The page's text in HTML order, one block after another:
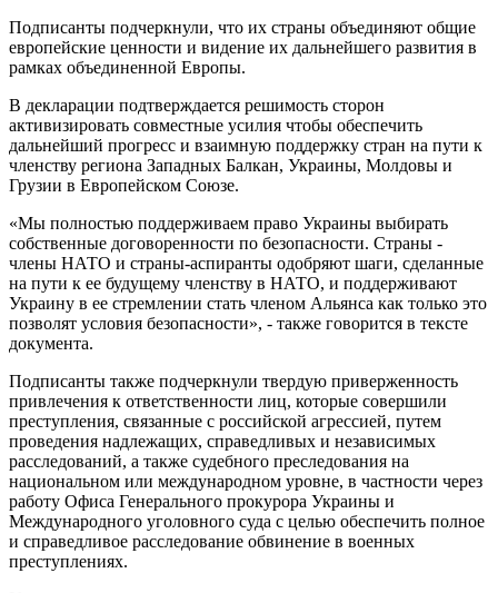
Подписанты подчеркнули, что их страны объединяют общие
европейские ценности и видение их дальнейшего развития в
рамках объединенной Европы.
В декларации подтверждается решимость сторон
активизировать совместные усилия чтобы обеспечить
дальнейший прогресс и взаимную поддержку стран на пути к
членству региона Западных Балкан, Украины, Молдовы и
Грузии в Европейском Союзе.
«Мы полностью поддерживаем право Украины выбирать
собственные договоренности по безопасности. Страны -
члены НАТО и страны-аспиранты одобряют шаги, сделанные
на пути к ее будущему членству в НАТО, и поддерживают
Украину в ее стремлении стать членом Альянса как только это
позволят условия безопасности», - также говорится в тексте
документа.
Подписанты также подчеркнули твердую приверженность
привлечения к ответственности лиц, которые совершили
преступления, связанные с российской агрессией, путем
проведения надлежащих, справедливых и независимых
расследований, а также судебного преследования на
национальном или международном уровне, в частности через
работу Офиса Генерального прокурора Украины и
Международного уголовного суда с целью обеспечить полное
и справедливое расследование обвинение в военных
преступлениях.